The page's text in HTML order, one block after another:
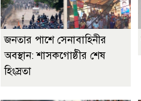
জনতার পাশে সেনাবাহিনীর
অবস্থান: শাসকগোষ্ঠীর শেষ
হিংস্রতা